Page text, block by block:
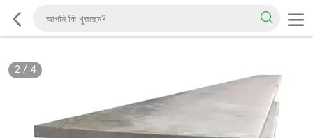
2/ 4